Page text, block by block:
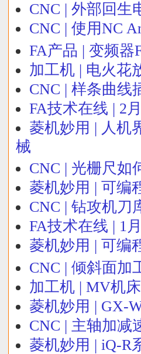
CNC | 外部回生
CNC | 使用NC
FA产品 | 变频器
加工机 | 电火花
CNC | 样条曲线
FA技术在线 | 2
菱机妙用 | 人机
械
CNC | 光栅尺如
菱机妙用 | 可编
CNC | 钻攻机刀
FA技术在线 | 1
菱机妙用 | 可编
CNC | 倾斜面加
加工机 | MV机
菱机妙用 | GX-
CNC | 主轴加减
菱机妙用 | iQ-R